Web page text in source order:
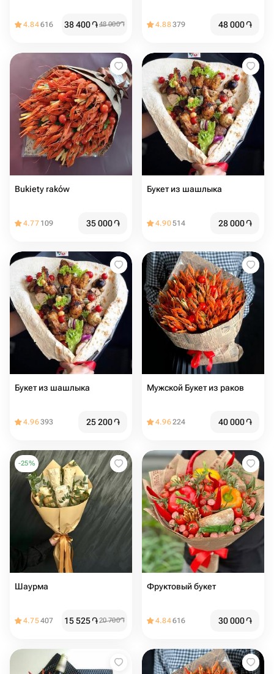
4.84616 38 400֏48 000֏ 4.88379 48 000֏
Bukiety raków
4.77 109 35 000֏
Букет из шашлыка
4.90514 28 000֏
Букет из шашлыка
4.96393 25 200֏
Мужской Букет из раков
4.96224 40 000֏
-25%
Шаурма
4.75407 15 525֏20 700֏
Фруктовый букет
4.84616 30 000֏